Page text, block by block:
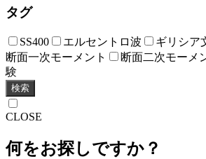
タグ
SS400 エルセントロ波 ギリシア
断面一次モーメント
断面二次モーメ
験
検索
CLOSE
何をお探しですか？